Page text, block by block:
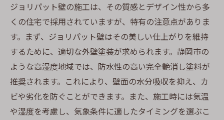
ジョリパット壁の施工は、その質感とデザイン性から多
くの住宅で採用されていますが、特有の注意点がありま
す。まず、ジョリパット壁はその美しい仕上がりを維持
するために、適切な外壁塗装が求められます。静岡市の
ような高湿度地域では、防水性の高い完全艶消し塗料が
推奨されます。これにより、壁面の水分吸収を抑え、カ
ビや劣化を防ぐことができます。また、施工時には気温
や湿度を考慮し、気象条件に適したタイミングを選ぶこ